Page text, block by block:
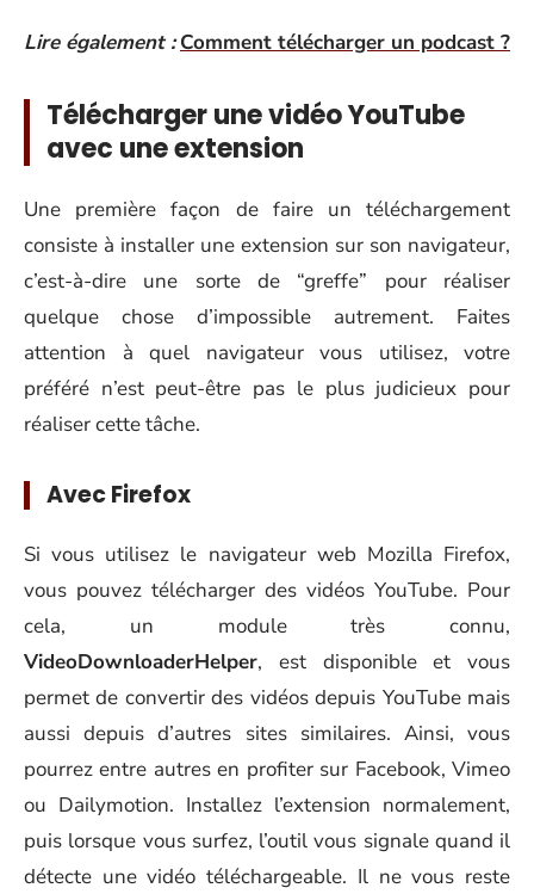
Lire également : Comment télécharger un podcast ?
Télécharger une vidéo YouTube
avec une extension
Une première façon de faire un téléchargement
consiste à installer une extension sur son navigateur,
c’est-à-dire une sorte de “greffe” pour réaliser
quelque chose d’impossible autrement. Faites
attention à quel navigateur vous utilisez, votre
préféré n’est peut-être pas le plus judicieux pour
réaliser cette tâche.
Avec Firefox
Si vous utilisez le navigateur web Mozilla Firefox,
vous pouvez télécharger des vidéos YouTube. Pour
cela, un module très connu,
VideoDownloaderHelper, est disponible et vous
permet de convertir des vidéos depuis YouTube mais
aussi depuis d’autres sites similaires. Ainsi, vous
pourrez entre autres en profiter sur Facebook, Vimeo
ou Dailymotion. Installez l’extension normalement,
puis lorsque vous surfez, l’outil vous signale quand il
détecte une vidéo téléchargeable. Il ne vous reste